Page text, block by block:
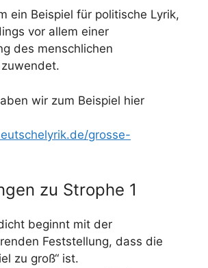
ein Beispiel für politische Lyrik,
vor allem einer
des menschlichen
wir zum Beispiel hier
grosse-
zu Strophe 1
beginnt mit der
Feststellung, dass die
zu groß“ ist.